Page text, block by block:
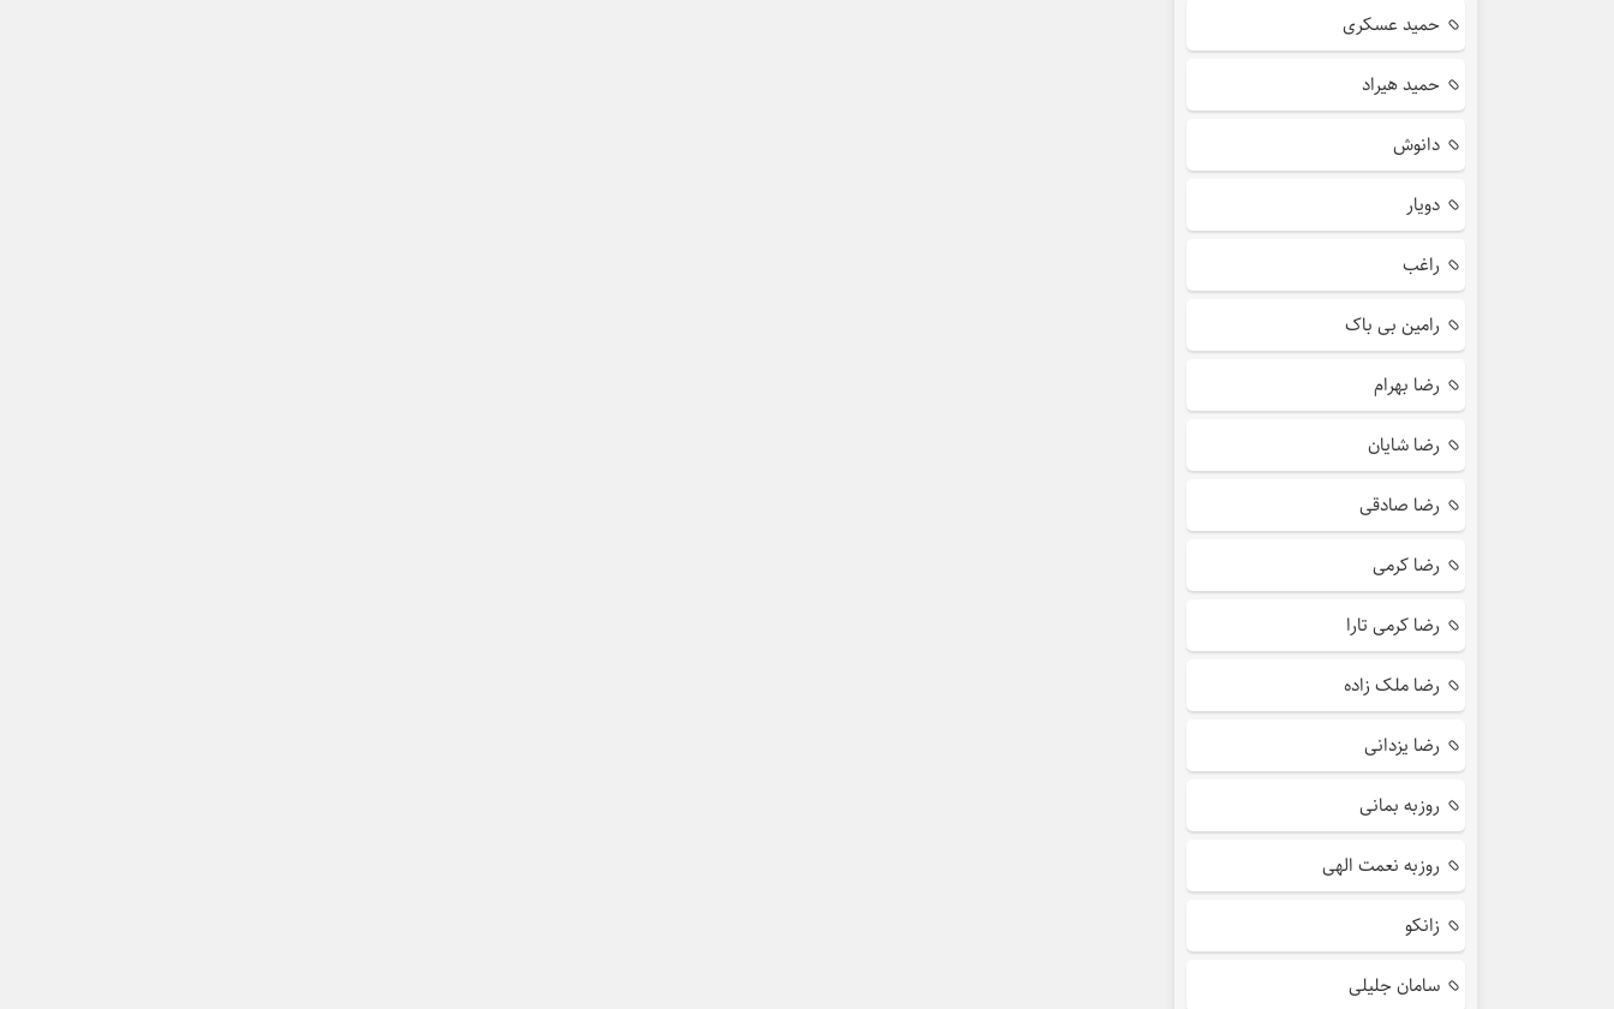
حمید عسکری
حمید هیراد
دانوش
دویار
راغب
رامین بی باک
رضا بهرام
رضا شایان
رضا صادقی
رضا کرمی
رضا کرمی تارا
رضا ملک زاده
رضا یزدانی
روزبه بمانی
روزبه نعمت الهی
زانکو
سامان جلیلی